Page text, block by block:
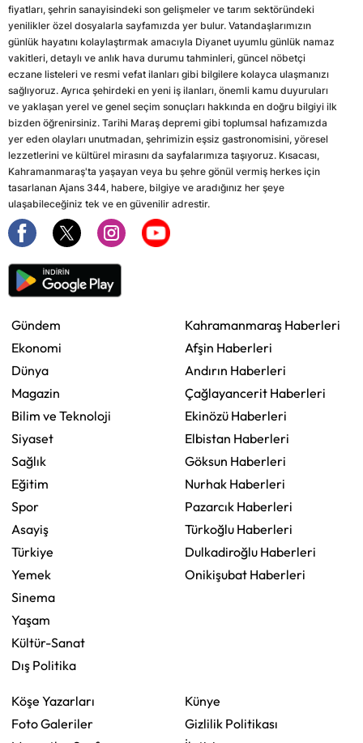
fiyatları, şehrin sanayisindeki son gelişmeler ve tarım sektöründeki
yenilikler özel dosyalarla sayfamızda yer bulur. Vatandaşlarımızın
günlük hayatını kolaylaştırmak amacıyla Diyanet uyumlu günlük namaz
vakitleri, detaylı ve anlık hava durumu tahminleri, güncel nöbetçi
eczane listeleri ve resmi vefat ilanları gibi bilgilere kolayca ulaşmanızı
sağlıyoruz. Ayrıca şehirdeki en yeni iş ilanları, önemli kamu duyuruları
ve yaklaşan yerel ve genel seçim sonuçları hakkında en doğru bilgiyi ilk
bizden öğrenirsiniz. Tarihi Maraş depremi gibi toplumsal hafızamızda
yer eden olayları unutmadan, şehrimizin eşsiz gastronomisini, yöresel
lezzetlerini ve kültürel mirasını da sayfalarımıza taşıyoruz. Kısacası,
Kahramanmaraş'ta yaşayan veya bu şehre gönül vermiş herkes için
tasarlanan Ajans 344, habere, bilgiye ve aradığınız her şeye
ulaşabileceğiniz tek ve en güvenilir adrestir.
Gündem
Ekonomi
Dünya
Magazin
Bilim ve Teknoloji
Siyaset
Sağlık
Eğitim
Spor
Asayiş
Türkiye
Yemek
Sinema
Yaşam
Kültür-Sanat
Dış Politika
Kahramanmaraş Haberleri
Afşin Haberleri
Andırın Haberleri
Çağlayancerit Haberleri
Ekinözü Haberleri
Elbistan Haberleri
Göksun Haberleri
Nurhak Haberleri
Pazarcık Haberleri
Türkoğlu Haberleri
Dulkadiroğlu Haberleri
Onikişubat Haberleri
Köşe Yazarları
Foto Galeriler
Künye
Gizlilik Politikası